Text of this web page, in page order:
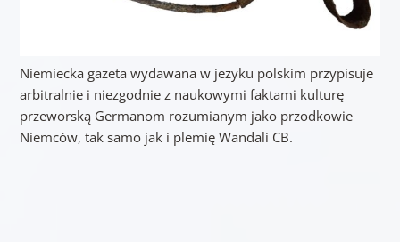
Niemiecka gazeta wydawana w jezyku polskim przypisuje
arbitralnie i niezgodnie z naukowymi faktami kulturę
przeworską Germanom rozumianym jako przodkowie
Niemców, tak samo jak i plemię Wandali CB.